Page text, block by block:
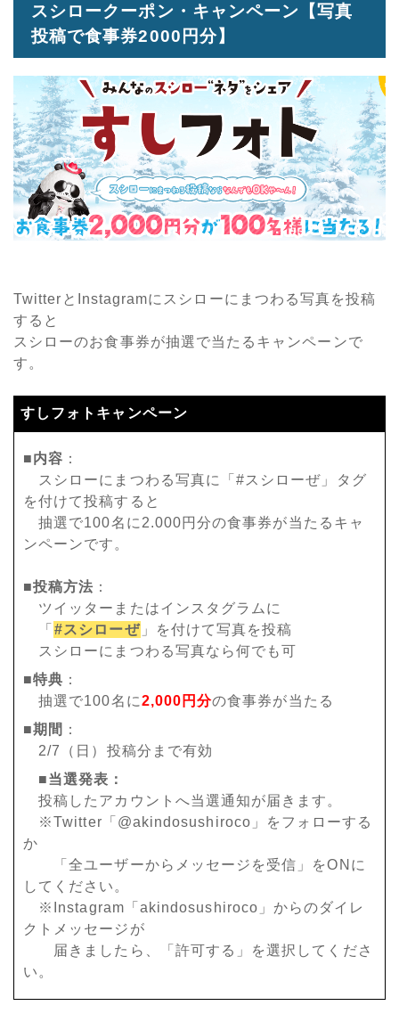
スシロークーポン・キャンペーン【写真
投稿で食事券2000円分】
TwitterとInstagramにスシローにまつわる写真を投稿
すると
スシローのお食事券が抽選で当たるキャンペーンで
す。
すしフォトキャンペーン
■内容 ：
スシローにまつわる写真に「#スシローぜ」タグ
を付けて投稿すると
抽選で100名に2.000円分の食事券が当たるキャ
ンペーンです。
■投稿方法 ：
ツイッターまたはインスタグラムに
「 #スシローぜ」を付けて写真を投稿
スシローにまつわる写真なら何でも可
■特典 ：
抽選で100名に2,000円分の食事券が当たる
■期間 ：
2/7（日）投稿分まで有効
■当選発表：
投稿したアカウントへ当選通知が届きます。
※Twitter「@akindosushiroco」をフォローする
か
「全ユーザーからメッセージを受信」をONに
してください。
※Instagram「akindosushiroco」からのダイレ
クトメッセージが
届きましたら、「許可する」を選択してくださ
い。